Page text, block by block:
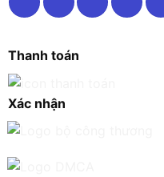
Thanh toán
Xác nhận